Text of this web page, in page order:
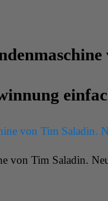
von Tim Saladin.